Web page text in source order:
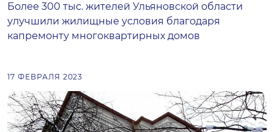
Более 300 тыс. жителей Ульяновской области
улучшили жилищные условия благодаря
капремонту многоквартирных домов
17 ФЕВРАЛЯ 2023